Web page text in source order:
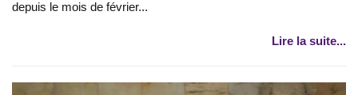
depuis le mois de février...
Lire la suite...